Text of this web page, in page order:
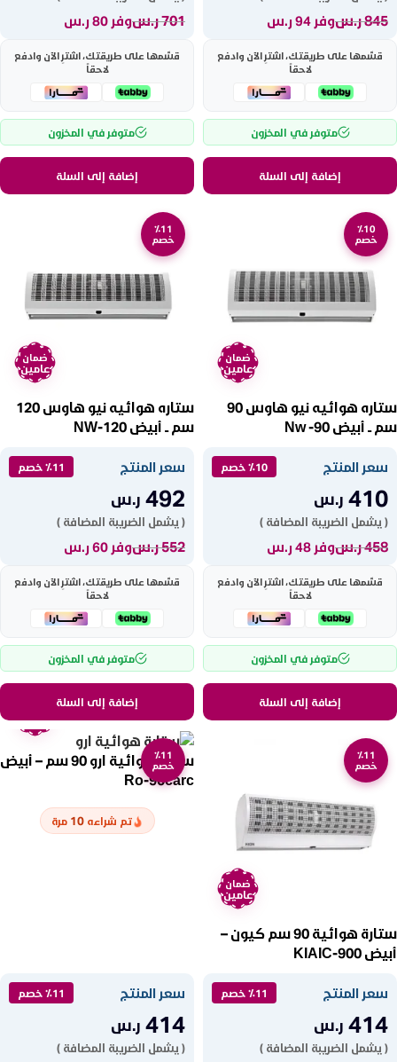
845ر.سوفر 94 ر.س
قسّمها على طريقتك، اشترِ الآن وادفع
لاحقاً
متوفر في المخزون
إضافة إلى السلة
701ر.سوفر 80 ر.س
قسّمها على طريقتك، اشترِ الآن وادفع
لاحقاً
متوفر في المخزون
إضافة إلى السلة
٪10
خصم
ضمان
عامين
ستاره هوائيه نيو هاوس 90
سم ــ أبيض Nw -90
سعر المنتج ٪10 خصم
410 ر.س
( يشمل الضريبة المضافة )
458ر.سوفر 48 ر.س
قسّمها على طريقتك، اشترِ الآن وادفع
لاحقاً
متوفر في المخزون
إضافة إلى السلة
٪11
خصم
ضمان
عامين
ستاره هوائيه نيو هاوس 120
سم ــ أبيض NW-120
سعر المنتج ٪11 خصم
492 ر.س
( يشمل الضريبة المضافة )
552ر.سوفر 60 ر.س
قسّمها على طريقتك، اشترِ الآن وادفع
لاحقاً
متوفر في المخزون
إضافة إلى السلة
٪11
خصم
ضمان
عامين
ستارة هوائية 90 سم كيون –
أبيض KIAIC-900
سعر المنتج ٪11 خصم
414 ر.س
( يشمل الضريبة المضافة )
٪11
خصم
عامين
ستارة هوائية ارو 90 سم – أبيض
Ro-90carc
تم شراءه10 مرة
سعر المنتج ٪11 خصم
414 ر.س
( يشمل الضريبة المضافة )